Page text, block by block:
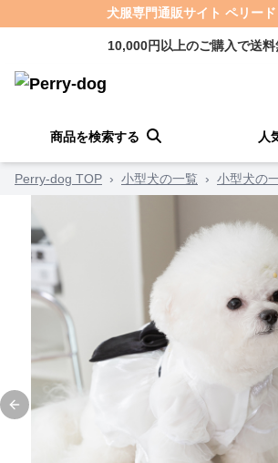
犬服専門通販サイト ペリー
10,000円以上のご購入で送料
商品を検索する 人
Perry-dog TOP › 小型犬の一覧 › 小型犬の
Previous slide